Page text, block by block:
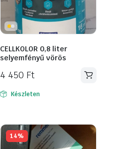
CELLKOLOR 0,8 liter
selyemfényű vörös
4 450 Ft
Készleten
14%